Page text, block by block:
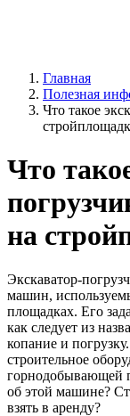
Главная
Полезная
Что такое
Что
на
Экскаватор-
машин,
площадках. Его
как следует из
копание и
строительное
горнодобывающей
об этой машине?
взять в аренду?